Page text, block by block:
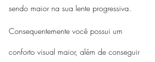
sendo maior na sua lente progressiva.
Consequentemente você possui um
conforto visual maior, além de conseguir